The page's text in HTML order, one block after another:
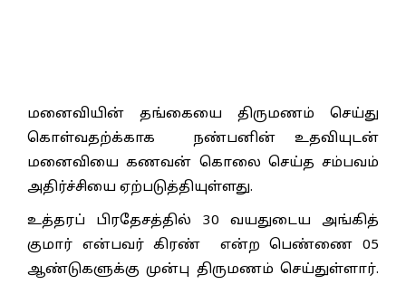
மனைவியின் தங்கையை திருமணம் செய்து
கொள்வதற்க்காக நண்பனின் உதவியுடன்
மனைவியை கணவன் கொலை செய்த சம்பவம்
அதிர்ச்சியை ஏற்படுத்தியுள்ளது.
உத்தரப் பிரதேசத்தில் 30 வயதுடைய அங்கித்
குமார் என்பவர் கிரண் என்ற பெண்ணை 05
ஆண்டுகளுக்கு முன்பு திருமணம் செய்துள்ளார்.